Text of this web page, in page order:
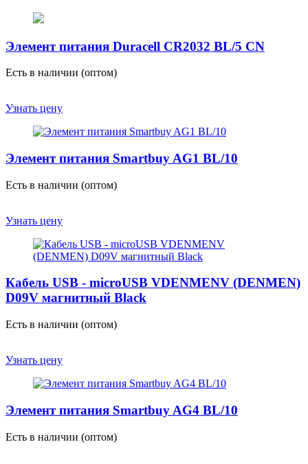
Элемент питания Duracell CR2032 BL/5 CN
Есть в наличии (оптом)
Узнать цену
Элемент питания Smartbuy AG1 ВL/10
Есть в наличии (оптом)
Узнать цену
Кабель USB - microUSB VDENMENV (DENMEN)
D09V магнитный Black
Есть в наличии (оптом)
Узнать цену
Элемент питания Smartbuy AG4 ВL/10
Есть в наличии (оптом)